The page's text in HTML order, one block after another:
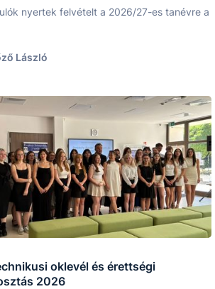
nyertek felvételt a 2026/27-es tanévre a
László
oklevél és érettségi
2026